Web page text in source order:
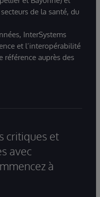
de la santé, du
InterSystems
et l’interopérabilité
référence auprès des
critiques et
avec
à